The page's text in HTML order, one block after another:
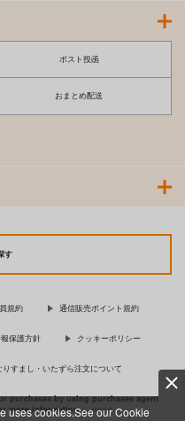
uses cookies.See our Cookie
ポスト投函
おまとめ配送
す
規約 通信販売ポイント規約
保護方針 クッキーポリシー
りすまし・いたずら注文について
purchases by using purchases agent
more information …more